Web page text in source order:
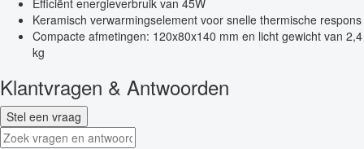
Efficiënt energieverbruik van 45W
Keramisch verwarmingselement voor snelle thermische respons
Compacte afmetingen: 120x80x140 mm en licht gewicht van 2,4
kg
Klantvragen & Antwoorden
Stel een vraag